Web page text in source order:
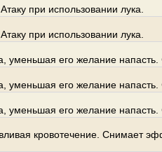
при использовании лука.
при использовании лука.
уменьшая его желание
уменьшая его желание
уменьшая его желание
кровотечение. Снимает